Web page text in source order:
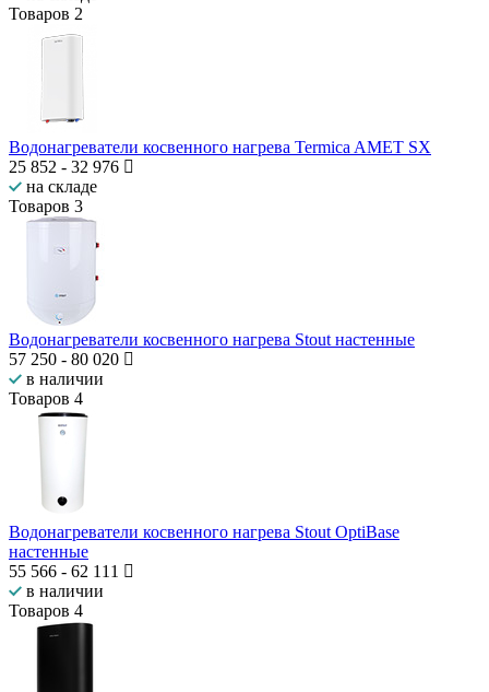
Товаров 2
Водонагреватели косвенного нагрева Termica AMET SX
25 852 - 32 976
на складе
Товаров 3
Водонагреватели косвенного нагрева Stout настенные
57 250 - 80 020
в наличии
Товаров 4
Водонагреватели косвенного нагрева Stout OptiBase
настенные
55 566 - 62 111
в наличии
Товаров 4